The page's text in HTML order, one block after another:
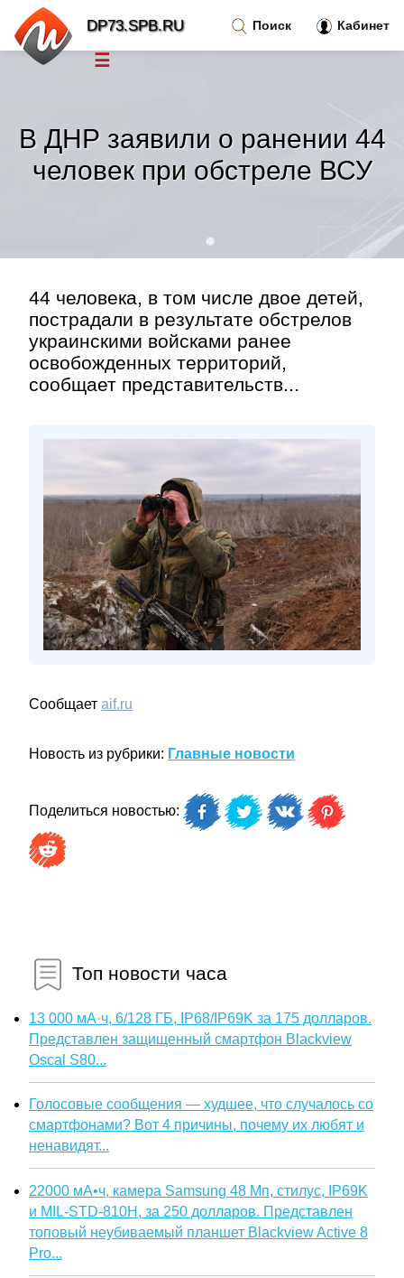
В ДНР заявили о ранении 44
человек при обстреле ВСУ
44 человека, в том числе двое детей,
пострадали в результате обстрелов
украинскими войсками ранее
освобожденных территорий,
сообщает представительств...
Сообщает aif.ru
Новость из рубрики: Главные новости
Поделиться новостью:
Топ новости часа
13 000 мА·ч, 6/128 ГБ, IP68/IP69K за 175 долларов.
Представлен защищенный смартфон Blackview
Oscal S80...
Голосовые сообщения — худшее, что случалось со
смартфонами? Вот 4 причины, почему их любят и
ненавидят...
22000 мА•ч, камера Samsung 48 Мп, стилус, IP69K
и MIL-STD-810H, за 250 долларов. Представлен
топовый неубиваемый планшет Blackview Active 8
Pro...
Поиск Кабинет
DP73.SPB.RU
☰
Тренды новостей »
Правила»
Контакт»